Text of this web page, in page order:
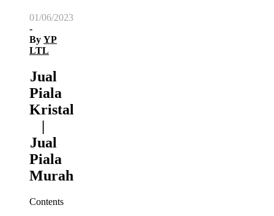
01/06/2023
-
By YP
LTL
Jual
Piala
Kristal
|
Jual
Piala
Murah
Contents